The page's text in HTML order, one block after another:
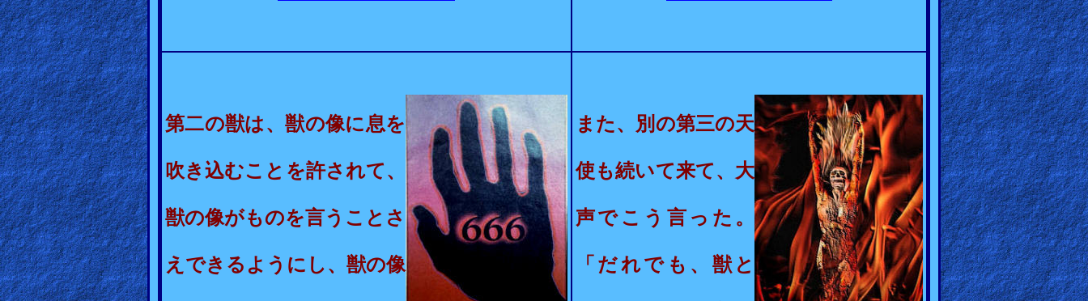
Jesus
Warfare
Revelations
Testimonies
Evangelism
第二の獣は、獣の像に息を
吹き込むことを許されて、
獣の像がものを言うことさ
えできるようにし、獣の像
また、別の第三の天
使も続いて来て、大
声でこう言った。
「だれでも、獣と